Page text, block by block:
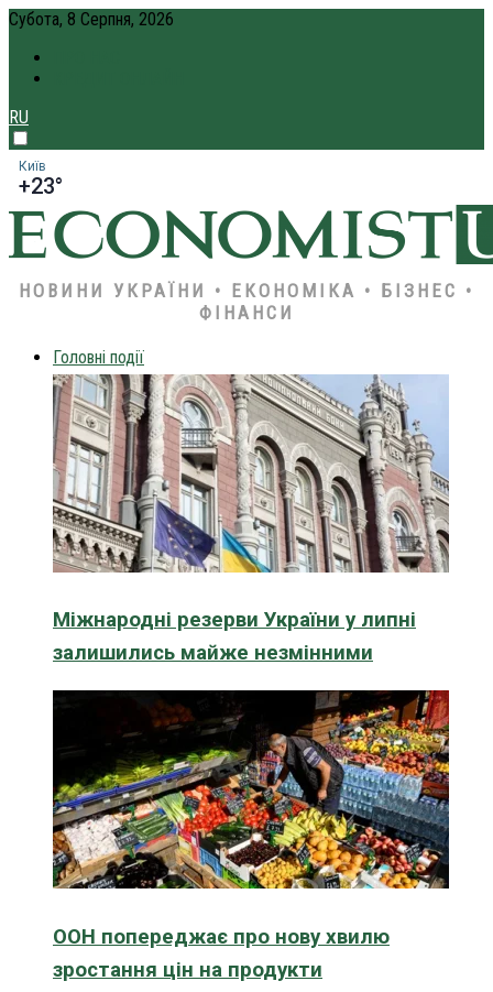
Субота, 8 Серпня, 2026
RU
Київ
+23°
НОВИНИ УКРАЇНИ • ЕКОНОМІКА • БІЗНЕС •
ФІНАНСИ
Головні події
Міжнародні резерви України у липні
залишились майже незмінними
ООН попереджає про нову хвилю
зростання цін на продукти